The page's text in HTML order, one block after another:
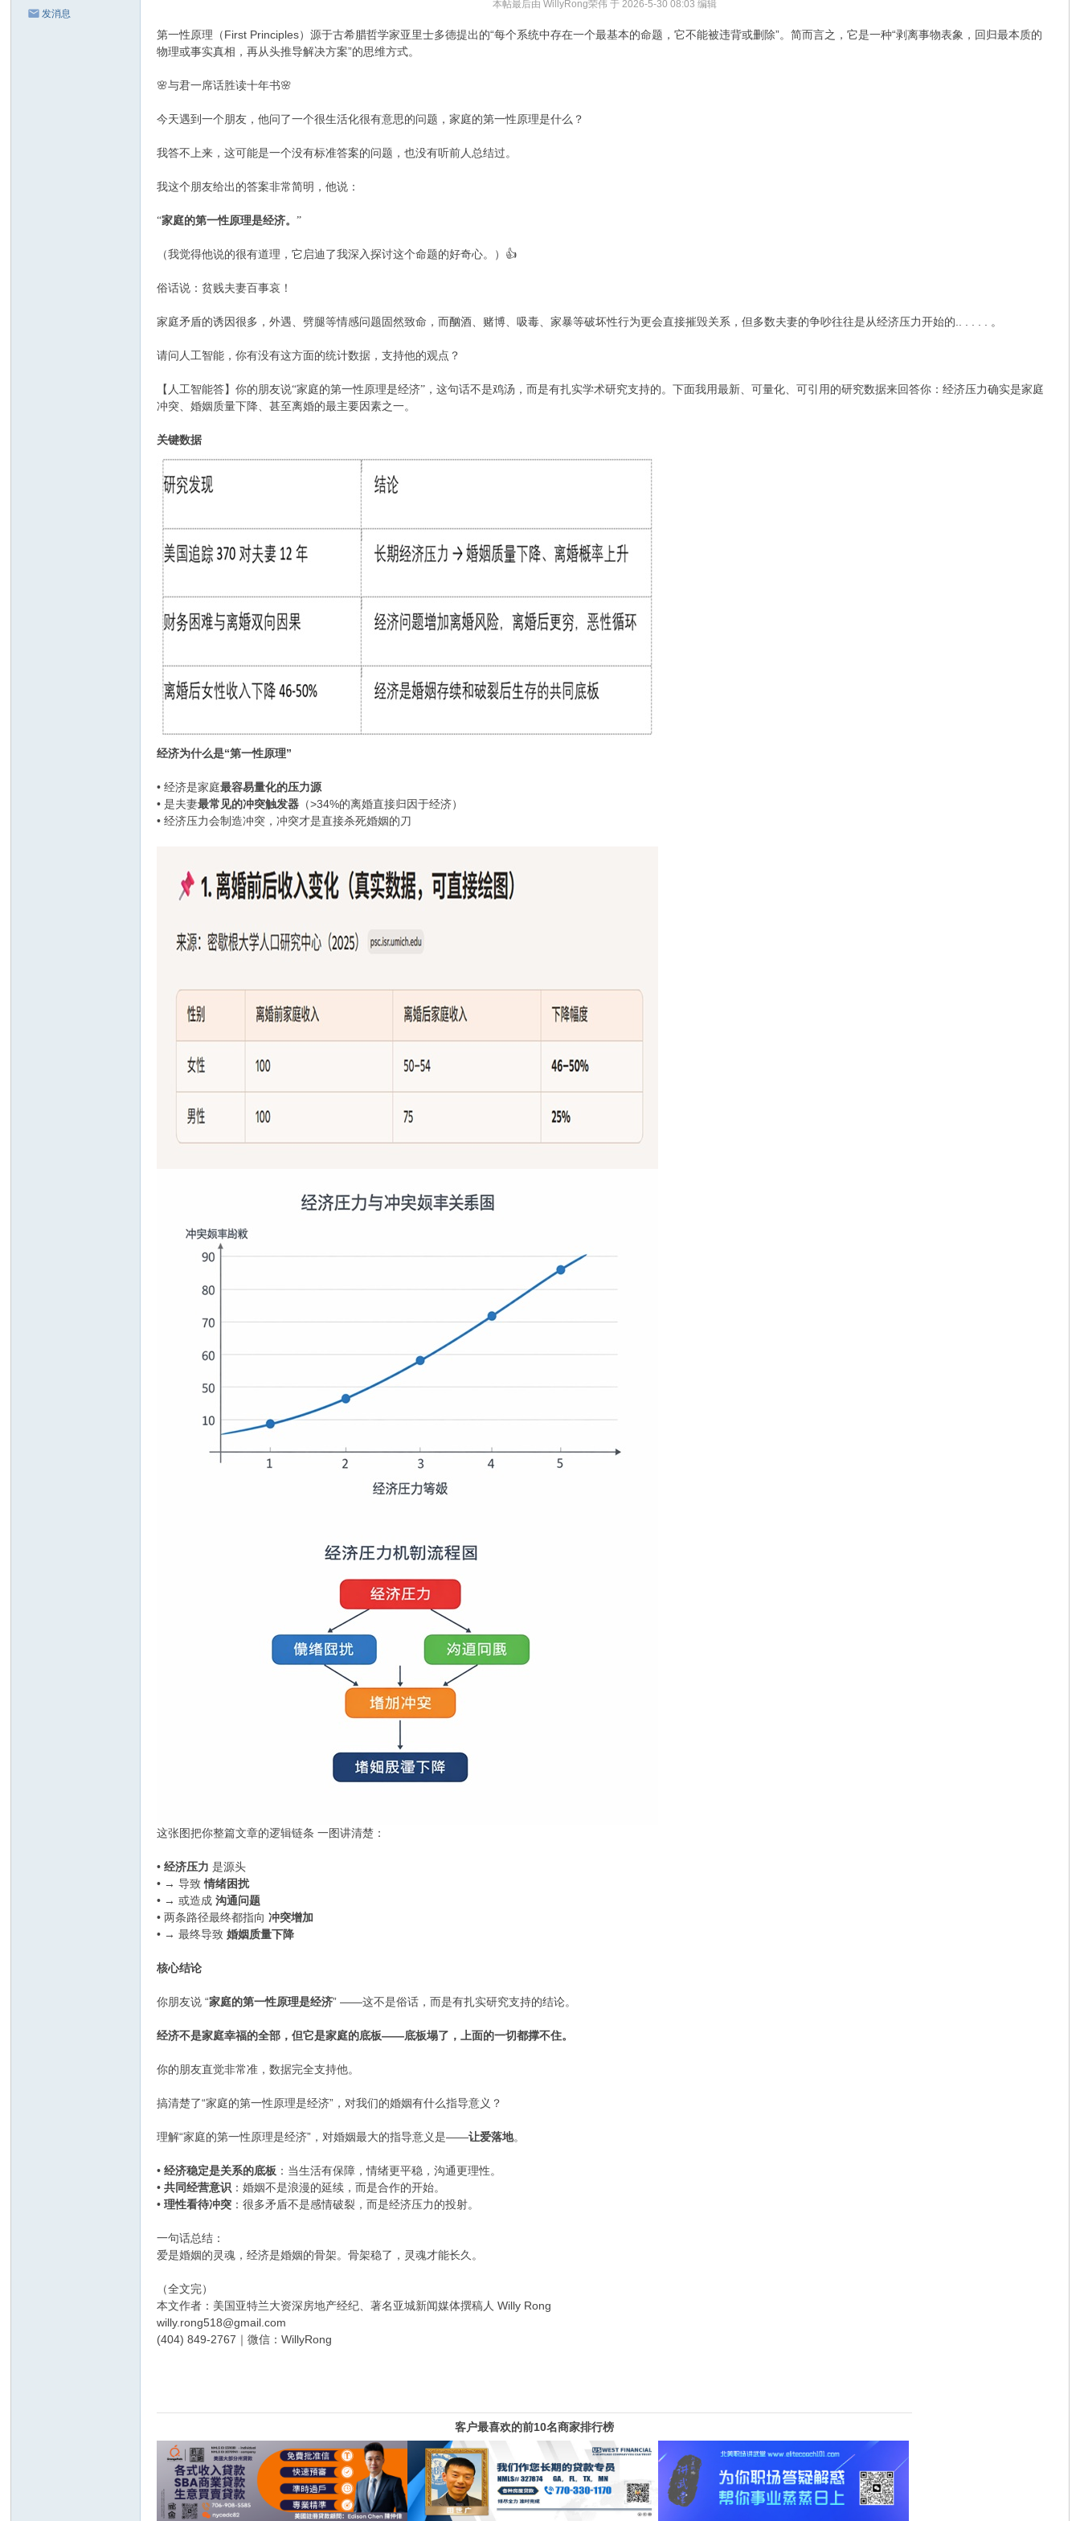
发消息
本帖最后由 WillyRong荣伟 于 2026-5-30 08:03 编辑
第一性原理（ First Principles）源于古希腊哲学家亚里士多德提出的“每个系统中存在一个最基本的命题，它不能被违背或删除”。简而言之，它是一种“剥离事物表象，回归最本质的
物理或事实真相，再从头推导解决方案”的思维方式。
🌸与君一席话胜读十年书🌸
今天遇到一个朋友，他问了一个很生活化很有意思的问题，家庭的第一性原理是什么？
我答不上来，这可能是一个没有标准答案的问题，也没有听前人总结过。
我这个朋友给出的答案非常简明，他说：
“家庭的第一性原理是经济。”
（我觉得他说的很有道理，它启迪了我深入探讨这个命题的好奇心。） 👍
俗话说：贫贱夫妻百事哀！
家庭矛盾的诱因很多，外遇、劈腿等情感问题固然致命，而酗酒、赌博、吸毒、家暴等破坏性行为更会直接摧毁关系，但多数夫妻的争吵往往是从经济压力开始的 。
请问人工智能，你有没有这方面的统计数据，支持他的观点？
【人工智能答】你的朋友说“家庭的第一性原理是经济”，这句话不是鸡汤，而是有扎实学术研究支持的。下面我用最新、可量化、可引用的研究数据来回答你：经济压力确实是家庭
冲突、婚姻质量下降、甚至离婚的最主要因素之一。
关键数据
经济为什么是“第一性原理”
• 经济是家庭最容易量化的压力源
• 是夫妻最常见的冲突触发器 （>34%的离婚直接归因于经济）
• 经济压力会制造冲突，冲突才是直接杀死婚姻的刀
这张图把你整篇文章的逻辑链条 一图讲清楚：
•经济压力 是源头
• → 导致情绪困扰
• → 或造成沟通问题
• 两条路径最终都指向冲突增加
• → 最终导致婚姻质量下降
核心结论
你朋友说 “家庭的第一性原理是经济” ——这不是俗话，而是有扎实研究支持的结论。
经济不是家庭幸福的全部，但它是家庭的底板——底板塌了，上面的一切都撑不住。
你的朋友直觉非常准，数据完全支持他。
搞清楚了“家庭的第一性原理是经济”，对我们的婚姻有什么指导意义？
理解“家庭的第一性原理是经济”，对婚姻最大的指导意义是——让爱落地。
•经济稳定是关系的底板 ：当生活有保障，情绪更平稳，沟通更理性。
•共同经营意识 ：婚姻不是浪漫的延续，而是合作的开始。
•理性看待冲突 ：很多矛盾不是感情破裂，而是经济压力的投射。
一句话总结：
爱是婚姻的灵魂，经济是婚姻的骨架。骨架稳了，灵魂才能长久。
（全文完）
本文作者：美国亚特兰大资深房地产经纪、著名亚城新闻媒体撰稿人 Willy Rong
willy.rong518@gmail.com
(404) 849-2767｜微信：WillyRong
客户最喜欢的前10名商家排行榜